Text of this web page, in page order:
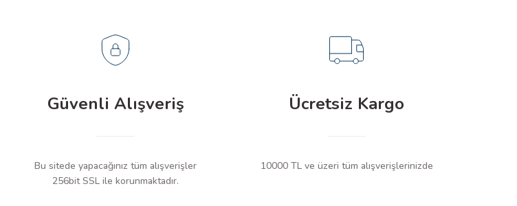
Güvenli Alışveriş
Bu sitede yapacağınız tüm alışverişler
256bit SSL ile korunmaktadır.
Ücretsiz Kargo
10000 TL ve üzeri tüm alışverişlerinizde